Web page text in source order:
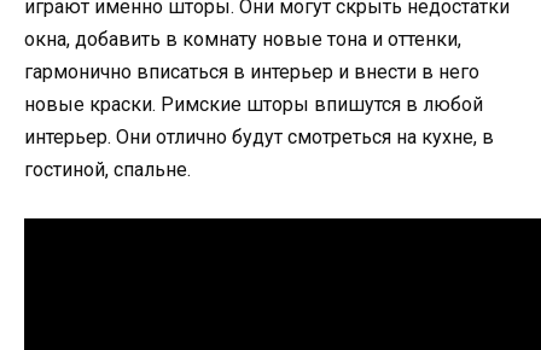
играют именно шторы. Они могут скрыть недостатки
окна, добавить в комнату новые тона и оттенки,
гармонично вписаться в интерьер и внести в него
новые краски. Римские шторы впишутся в любой
интерьер. Они отлично будут смотреться на кухне, в
гостиной, спальне.